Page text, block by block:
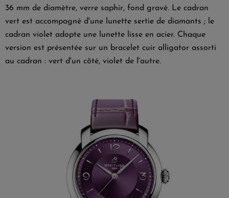
36 mm de diamètre, verre saphir, fond gravé. Le cadran
vert est accompagné d'une lunette sertie de diamants ; le
cadran violet adopte une lunette lisse en acier. Chaque
version est présentée sur un bracelet cuir alligator assorti
au cadran : vert d'un côté, violet de l'autre.